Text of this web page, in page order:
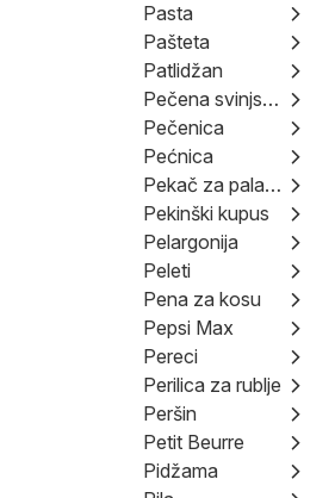
Pasta
Pašteta
Patlidžan
Pečena svinjska potrbušina
Pečenica
Pećnica
Pekač za palačinke
Pekinški kupus
Pelargonija
Peleti
Pena za kosu
Pepsi Max
Pereci
Perilica za rublje
Peršin
Petit Beurre
Pidžama